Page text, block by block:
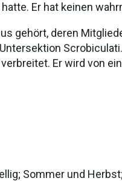
Er hat keinen
gehört, deren
Er wird von
Sommer und